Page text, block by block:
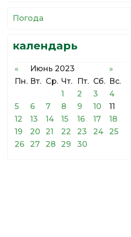
Погода
календарь
« Июнь 2023
»
Пн. Вт. Ср. Чт. Пт. Сб. Вс.
1
2 3
4
5
6 7 8 9 10
11
12
13 14 15 16 17
18
19
20 21 22 23 24
25
26
27 28 29 30